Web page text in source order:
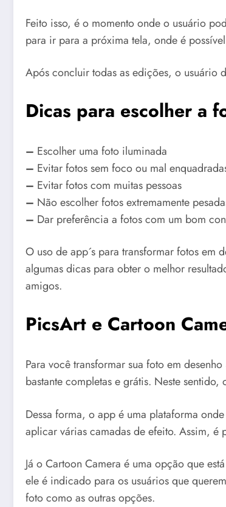
Feito isso, é o momento onde o usuário
para ir para a próxima tela, onde é
Após concluir todas as edições, o usuário
Dicas para escolher a
– Escolher uma foto iluminada
– Evitar fotos sem foco ou mal
– Evitar fotos com muitas pessoas
– Não escolher fotos extremamente
– Dar preferência a fotos com um bom
O uso de app´s para transformar fotos em
algumas dicas para obter o melhor
amigos.
PicsArt e Cartoon
Para você transformar sua foto em
bastante completas e grátis. Neste
Dessa forma, o app é uma plataforma
aplicar várias camadas de efeito. Assim,
Já o Cartoon Camera é uma opção que
ele é indicado para os usuários que
foto como as outras opções.